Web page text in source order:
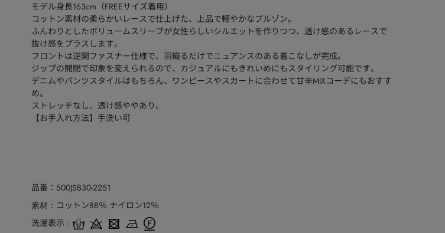
モデル身長163cm（FREEサイズ着用）
コットン素材の柔らかいレースで仕上げた、上品で軽やかなブルゾン。
ふんわりとしたボリュームスリーブが女性らしいシルエットを作りつつ、透け感のあるレースで
抜け感をプラスします。
フロントは逆開ファスナー仕様で、羽織るだけでニュアンスのある着こなしが完成。
ジップの開閉で印象を変えられるので、カジュアルにもきれいめにもスタイリング可能です。
デニムやパンツスタイルはもちろん、ワンピースやスカートに合わせて甘辛MIXコーデにもおすす
め。
ストレッチなし、透け感ややあり。
【お手入れ方法】手洗い可
品番 500JSB30-2251
素材
コットン88％ ナイロン12％
洗濯表示